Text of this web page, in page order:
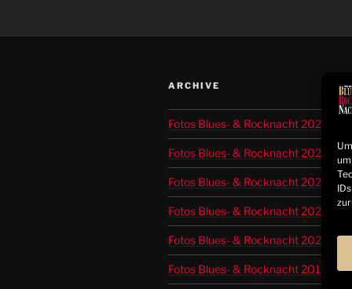
ARCHIVE
Fotos Blues- & Rocknacht 2025
Fotos Blues- & Rocknacht 2024
Fotos Blues- & Rocknacht 2023
Fotos Blues- & Rocknacht 2022
Fotos Blues- & Rocknacht 2021
Fotos Blues- & Rocknacht 2019